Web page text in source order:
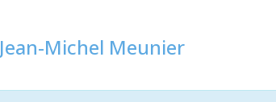
Jean-Michel Meunier